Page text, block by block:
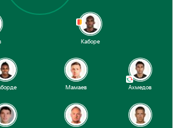
Каборе
Ахмедов
Мамаев